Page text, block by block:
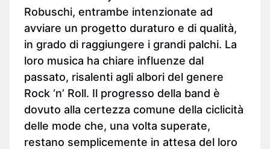
Robuschi, entrambe intenzionate ad
avviare un progetto duraturo e di qualità,
in grado di raggiungere i grandi palchi. La
loro musica ha chiare influenze dal
passato, risalenti agli albori del genere
Rock ‘n’ Roll. Il progresso della band è
dovuto alla certezza comune della ciclicità
delle mode che, una volta superate,
restano semplicemente in attesa del loro